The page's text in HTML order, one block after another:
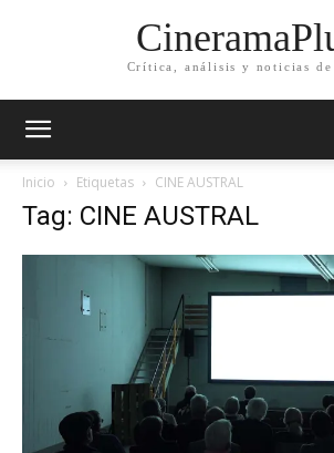
Crítica, análisis y noticias de
Inicio Etiquetas CINE AUSTRAL
Tag: CINE AUSTRAL